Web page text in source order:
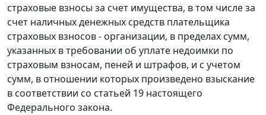
страховые взносы за счет имущества, в том числе за
счет наличных денежных средств плательщика
страховых взносов - организации, в пределах сумм,
указанных в требовании об уплате недоимки по
страховым взносам, пеней и штрафов, и с учетом
сумм, в отношении которых произведено взыскание
в соответствии со статьей 19 настоящего
Федерального закона.